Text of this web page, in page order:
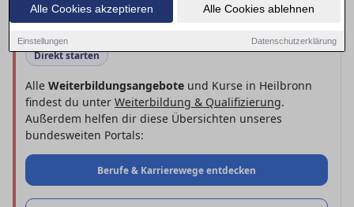
Alle Cookies akzeptieren Alle Cookies ablehnen
Einstellungen Datenschutzerklärung
und findest lokale wie überregionale Anbieter.
Direkt starten
Alle Weiterbildungsangebote und Kurse in Heilbronn
findest du unter Weiterbildung & Qualifizierung.
Außerdem helfen dir diese Übersichten unseres
bundesweiten Portals:
Berufe & Karrierewege entdecken